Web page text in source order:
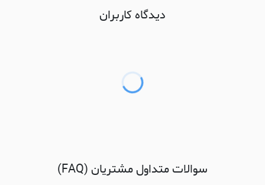
دیدگاه کاربران
سوالات متداول مشتریان (FAQ)